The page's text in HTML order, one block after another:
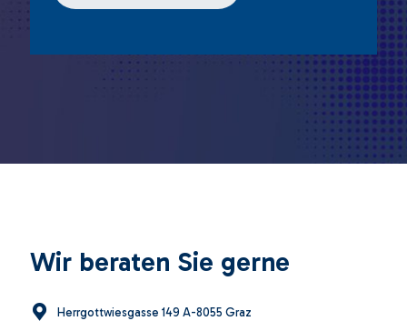
Wir beraten Sie gerne
Herrgottwiesgasse 149 A-8055 Graz